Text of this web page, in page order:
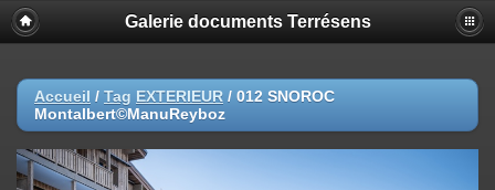
Galerie documents Terrésens
Accueil / Tag EXTERIEUR / 012 SNOROC
Montalbert©ManuReyboz